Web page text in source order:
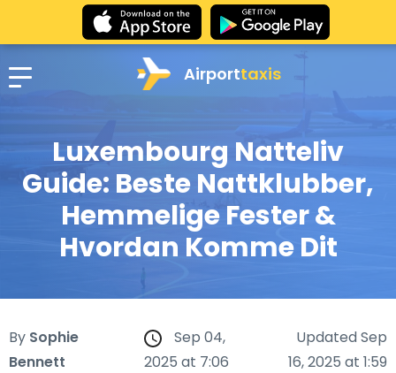
Airporttaxis
Luxembourg Natteliv
Guide: Beste Nattklubber,
Hemmelige Fester &
Hvordan Komme Dit
By Sophie
Bennett
Sep 04,
2025 at 7:06
Updated Sep
16, 2025 at 1:59